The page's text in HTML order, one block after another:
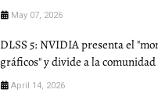
May 07, 2026
DLSS 5: NVIDIA presenta el
gráficos" y divide a la
April 14, 2026